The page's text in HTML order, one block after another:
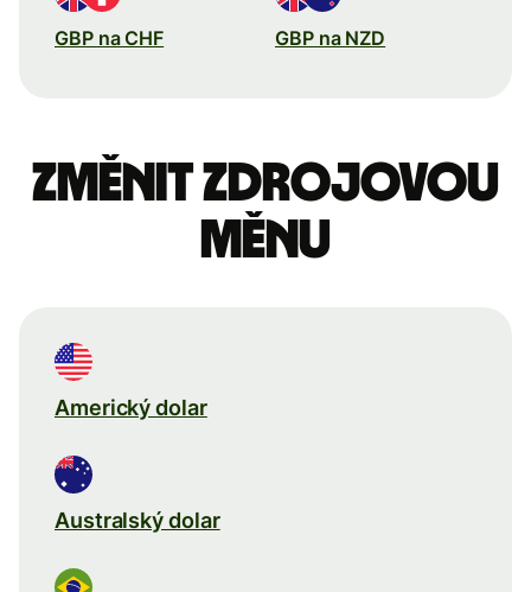
GBP na CHF GBP na NZD
Změnit zdrojovou
měnu
Americký dolar
Australský dolar